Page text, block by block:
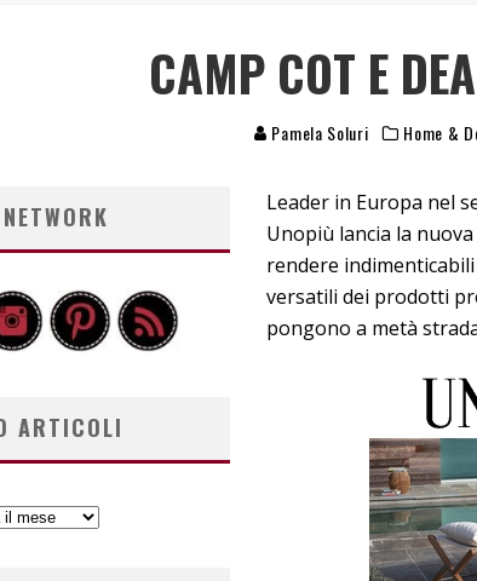
DETTAGLI INTRAMONTABILI NEI COSTUMI DA BAGNO DA DONNA:
CAMP COT E
Pamela Soluri Home &
Leader in Europa nel
Unopiù lancia la
rendere
versatili dei prodotti
pongono a metà
ARTICOLI